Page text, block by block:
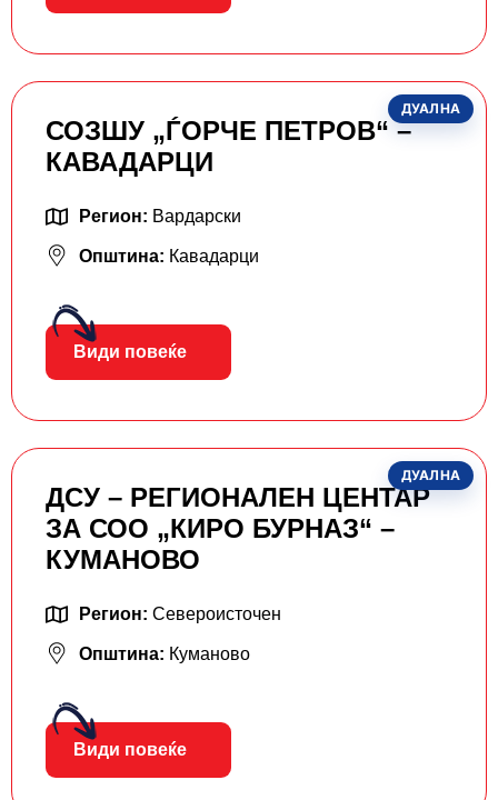
ДУАЛНА
СОЗШУ „ЃОРЧЕ ПЕТРОВ“ –
КАВАДАРЦИ
Регион: Вардарски
Општина: Кавадарци
Види повеќе
ДУАЛНА
ДСУ – РЕГИОНАЛЕН ЦЕНТАР
ЗА СОО „КИРО БУРНАЗ“ –
КУМАНОВО
Регион: Североисточен
Општина: Куманово
Види повеќе